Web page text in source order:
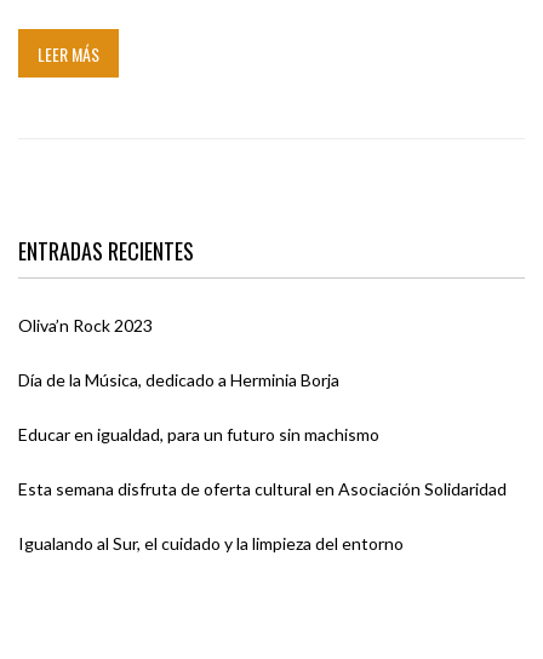
LEER MÁS
ENTRADAS RECIENTES
Oliva’n Rock 2023
Día de la Música, dedicado a Herminia Borja
Educar en igualdad, para un futuro sin machismo
Esta semana disfruta de oferta cultural en Asociación Solidaridad
Igualando al Sur, el cuidado y la limpieza del entorno